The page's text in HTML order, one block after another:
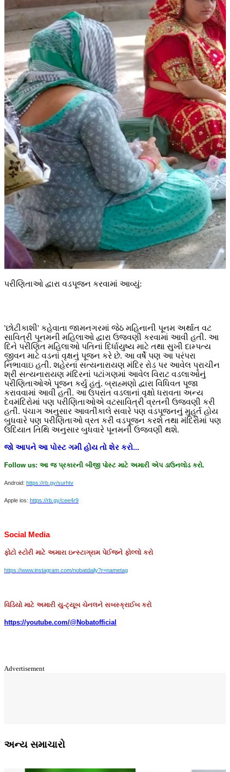
પરીણિતાઓ દ્વારા વડપૂજન કરવામાં આવ્યું:
'છોટીકાશી' કહેવાતા જામનગરમાં જેઠ મહિનાની પૂનમ અર્થાત વટ
સાવિત્રી પૂનમની મહિલાઓ દ્વારા ઉજવણી કરવામાં આવી હતી. આ
દિને પરીણિત મહિલાઓ પતિનાં દિર્ધાયુષ્ય માટે તથા સુખી દામ્પત્ય
જીવન માટે વડનાં વૃક્ષનું પૂજન કરે છે. આ વર્ષે પણ આ પરંપરા
નિભાવાઇ હતી. શહેરનાં સત્યનારાયણ મંદિર રોડ પર આવેલ પ્રાચીન
શ્રી સત્યનારાયણ મંદિરનાં પટાંગણમાં આવેલ વિરાટ વડલાઓનું
પરીણિતાઓએ પૂજન કર્યુ હતું. બ્રાહ્મણો દ્વારા વિધિવત પૂજા
કરાવવામાં આવી હતી. આ ઉપરાંત વડલાનાં વૃક્ષો ધરાવતા અન્ય
દેવમંદિરોમાં પણ પરીણિતાઓએ વટસાવિત્રી વ્રતની ઉજવણી કરી
હતી. પંચાગ અનુસાર આવતીકાલે સવારે પણ વડપૂજનનું મુહૂર્ત હોય
બુધવારે પણ પરીણિતાઓ વ્રત કરી વડપૂજન કરશે તથા મંદિરોમાં પણ
ઉદિયાત તિથિ અનુસાર બુધવારે પૂનમની ઉજવણી થશે.
જો આપને આ પોસ્ટ ગમી હોય તો શેર કરો...
Follow us: આ જ પ્રકારની બીજી પોસ્ટ માટે અમારી એપ ડાઉનલોડ કરો.
Android: https://rb.gy/surhtv
Apple ios: https://rb.gy/cee4r9
Social Media
ફોટો સ્ટોરી માટે અમારા ઇન્સ્ટાગ્રામ પેઈજને ફોલ્લો કરો
https://www.instagram.com/nobatdaily?r=nametag
વિડિયો માટે અમારી યુ-ટ્યૂબ ચેનલને સબસ્ક્રાઈબ કરો
https://youtube.com/@Nobatofficial
Advertisement
અન્ય સમાચારો